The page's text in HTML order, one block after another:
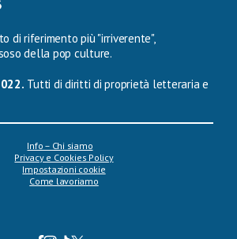
di riferimento più "irriverente",
della pop culture.
Tutti di diritti di proprietà letteraria e
Info – Chi siamo
Privacy e Cookies Policy
Impostazioni cookie
Come lavoriamo